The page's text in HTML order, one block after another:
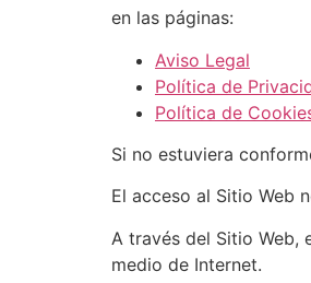
en las páginas:
Aviso Legal
Política de
Política de
Si no estuviera
El acceso al Sitio Web
A través del Sitio
medio de Internet.